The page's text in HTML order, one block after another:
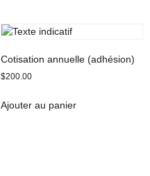
Cotisation annuelle (adhésion)
$200.00
Ajouter au panier